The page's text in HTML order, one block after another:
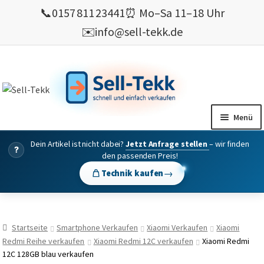
📞0157 811 23441⏰ Mo–Sa 11–18 Uhr
✉️info@sell-tekk.de
springen
springen
Menü
Mein Konto
verkaufen
💰 Bonusprogramm
Wie’s geht ?
?
Dein Artikel ist nicht dabei?Jetzt Anfrage stellen – wir finden
den passenden Preis!
Technik kaufen→
Startseite Smartphone Verkaufen Xiaomi Verkaufen
Xiaomi
Redmi Reihe verkaufen
Xiaomi Redmi 12C verkaufen
Xiaomi Redmi
12C 128GB blau verkaufen